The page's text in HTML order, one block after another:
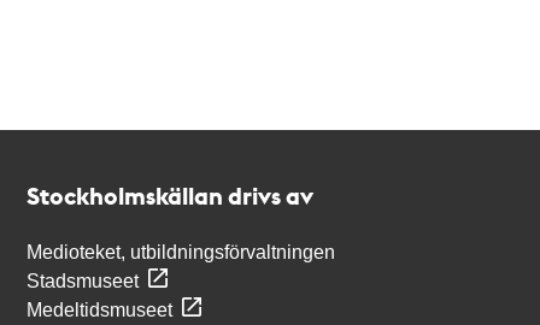
Stockholmskällan drivs av
Medioteket, utbildningsförvaltningen
Stadsmuseet
Medeltidsmuseet